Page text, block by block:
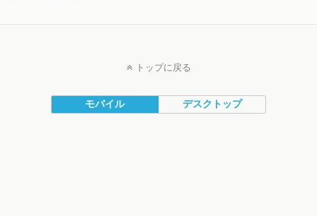
トップに戻る
モバイル デスクトップ